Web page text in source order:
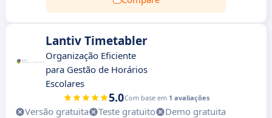
Lantiv Timetabler
Organização Eficiente
para Gestão de Horários
Escolares
5.0Com base em 1 avaliações
Versão gratuita Teste gratuito
Demo gratuita